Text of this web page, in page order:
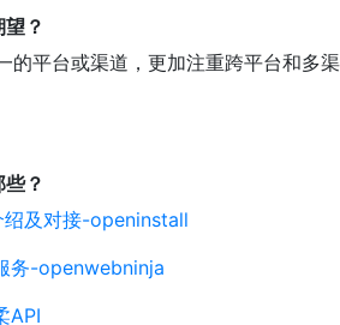
？
的平台或渠道，更加注重跨平台和多
？
绍及对接-openinstall
务-openwebninja
API